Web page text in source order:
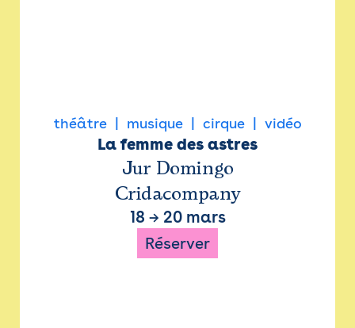
théâtre musique cirque vidéo
La femme des astres
Jur Domingo
Cridacompany
18 → 20 mars
Réserver